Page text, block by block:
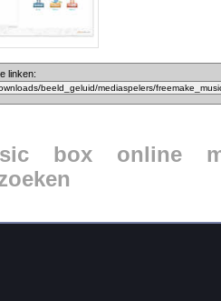
linken:
box online